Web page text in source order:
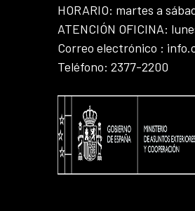
HORARIO: martes a
ATENCIÓN OFICINA:
Correo electrónico :
Teléfono: 2377-2200